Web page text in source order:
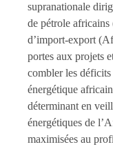
supranationale
de pétrole
d’import-export
portes aux projets
combler les
énergétique
déterminant en
énergétiques de
maximisées au